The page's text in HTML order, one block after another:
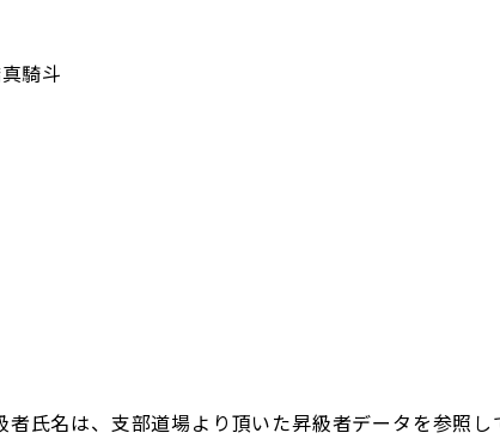
騎斗
氏名は、支部道場より頂いた昇級者データを参照し